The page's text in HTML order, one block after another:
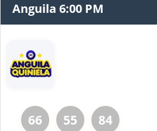
Anguila 6:00 PM
66 55 84